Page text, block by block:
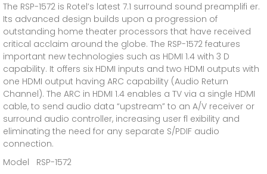
The RSP-1572 is Rotel’s latest 7.1 surround sound preamplifi er.
Its advanced design builds upon a progression of
outstanding home theater processors that have received
critical acclaim around the globe. The RSP-1572 features
important new technologies such as HDMI 1.4 with 3 D
capability. It offers six HDMI inputs and two HDMI outputs with
one HDMI output having ARC capability (Audio Return
Channel). The ARC in HDMI 1.4 enables a TV via a single HDMI
cable, to send audio data “upstream” to an A/V receiver or
surround audio controller, increasing user fl exibility and
eliminating the need for any separate S/PDIF audio
connection.
Model RSP-1572